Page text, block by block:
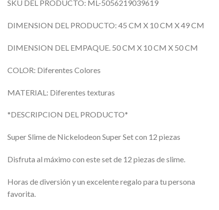
SKU DEL PRODUCTO: ML-5056219039619
DIMENSION DEL PRODUCTO: 45 CM X 10 CM X 49 CM
DIMENSION DEL EMPAQUE. 50 CM X 10 CM X 50 CM
COLOR: Diferentes Colores
MATERIAL: Diferentes texturas
*DESCRIPCION DEL PRODUCTO*
Super Slime de Nickelodeon Super Set con 12 piezas
Disfruta al máximo con este set de 12 piezas de slime.
Horas de diversión y un excelente regalo para tu persona
favorita.